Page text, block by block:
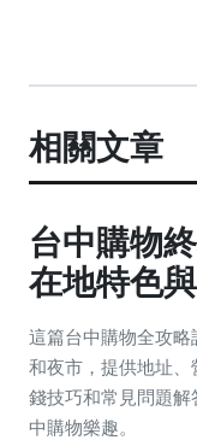
相關文章
台中購物
在地特色
這篇台中購物全攻
和夜市，提供地址
錢技巧和常見問題
中購物樂趣。